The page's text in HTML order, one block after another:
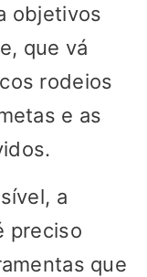
objetivos
que vá
rodeios
e as
a
preciso
que